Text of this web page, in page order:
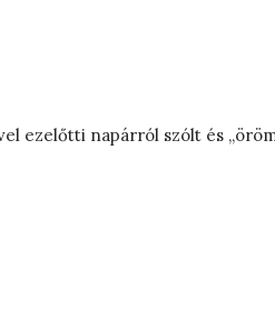
ezelőtti napárról szólt és